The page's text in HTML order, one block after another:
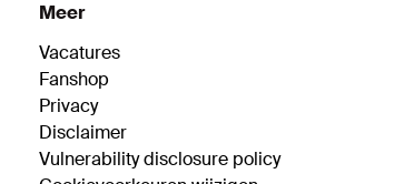
Meer
Vacatures
Fanshop
Privacy
Disclaimer
Vulnerability disclosure policy